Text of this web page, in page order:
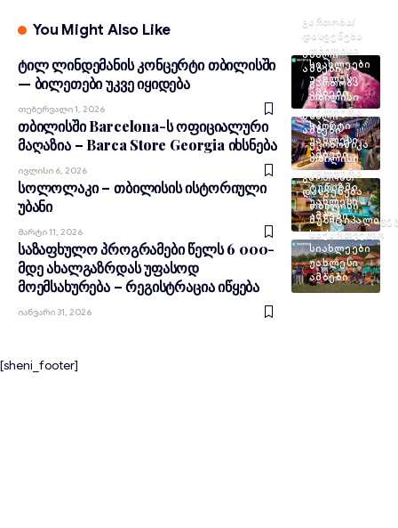
You Might Also Like
ᲒᲐᲠᲗᲝᲑᲐ/
ᲓᲐᲡᲕᲔᲜᲔᲑᲐ
ᲗᲑᲘᲚᲘᲡᲘ
ᲡᲘᲐᲮᲚᲔᲔᲑᲘ
ᲣᲐᲮᲚᲔᲡᲘ
ᲐᲛᲑᲔᲑᲘ
ტილ ლინდემანის კონცერტი თბილისში
— ბილეთები უკვე იყიდება
Თებერვალი 1, 2026
ᲐᲮᲐᲚᲘ
ᲐᲛᲑᲔᲑᲘ
ᲒᲐᲠᲗᲝᲑᲐ
ᲗᲑᲘᲚᲘᲡᲘ
ᲙᲣᲚᲢᲣᲠᲐ
ᲡᲞᲝᲠᲢᲘ
ᲣᲐᲮᲚᲔᲡᲘ
ᲐᲛᲑᲔᲑᲘ
თბილისში Barcelona-ს ოფიციალური
მაღაზია – Barca Store Georgia იხსნება
Ივლისი 6, 2026
ᲐᲮᲐᲚᲘ
ᲐᲛᲑᲔᲑᲘ
ᲔᲙᲝᲜᲝᲛᲘᲙᲐ
ᲗᲑᲘᲚᲘᲡᲘ
ᲙᲣᲚᲢᲣᲠᲐ
ᲢᲣᲠᲘᲖᲛᲘ
ᲣᲐᲮᲚᲔᲡᲘ
ᲐᲛᲑᲔᲑᲘ
სოლოლაკი – თბილისის ისტორიული
უბანი
Მარტი 11, 2026
ᲒᲐᲠᲗᲝᲑᲐ/
ᲓᲐᲡᲕᲔᲜᲔᲑᲐ
ᲗᲑᲘᲚᲘᲡᲘ
ᲡᲐᲥᲐᲠᲗᲕᲔᲚᲝ
ᲡᲘᲐᲮᲚᲔᲔᲑᲘ
ᲣᲐᲮᲚᲔᲡᲘ
ᲐᲛᲑᲔᲑᲘ
საზაფხულო პროგრამები წელს 6 000-
მდე ახალგაზრდას უფასოდ
მოემსახურება – რეგისტრაცია იწყება
Იანვარი 31, 2026
[sheni_footer]